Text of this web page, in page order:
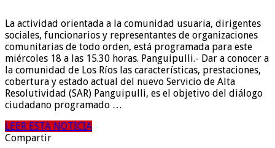
La actividad orientada a la comunidad usuaria, dirigentes
sociales, funcionarios y representantes de organizaciones
comunitarias de todo orden, está programada para este
miércoles 18 a las 15.30 horas. Panguipulli.- Dar a conocer a
la comunidad de Los Ríos las características, prestaciones,
cobertura y estado actual del nuevo Servicio de Alta
Resolutividad (SAR) Panguipulli, es el objetivo del diálogo
ciudadano programado …
LEER ESTA NOTICIA
Compartir